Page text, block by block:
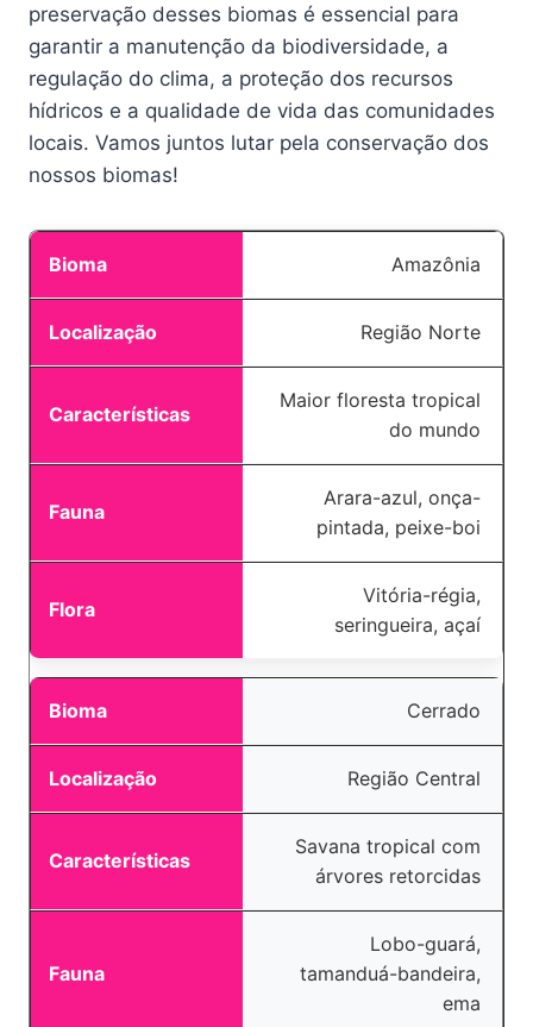
preservação desses biomas é essencial para
garantir a manutenção da biodiversidade, a
regulação do clima, a proteção dos recursos
hídricos e a qualidade de vida das comunidades
locais. Vamos juntos lutar pela conservação dos
nossos biomas!
Amazônia
Região Norte
Maior floresta tropical
do mundo
Arara-azul, onça-
pintada, peixe-boi
Vitória-régia,
seringueira, açaí
Cerrado
Região Central
Savana tropical com
árvores retorcidas
Lobo-guará,
tamanduá-bandeira,
ema